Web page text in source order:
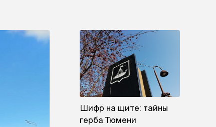
Шифр на щите: тайны
герба Тюмени